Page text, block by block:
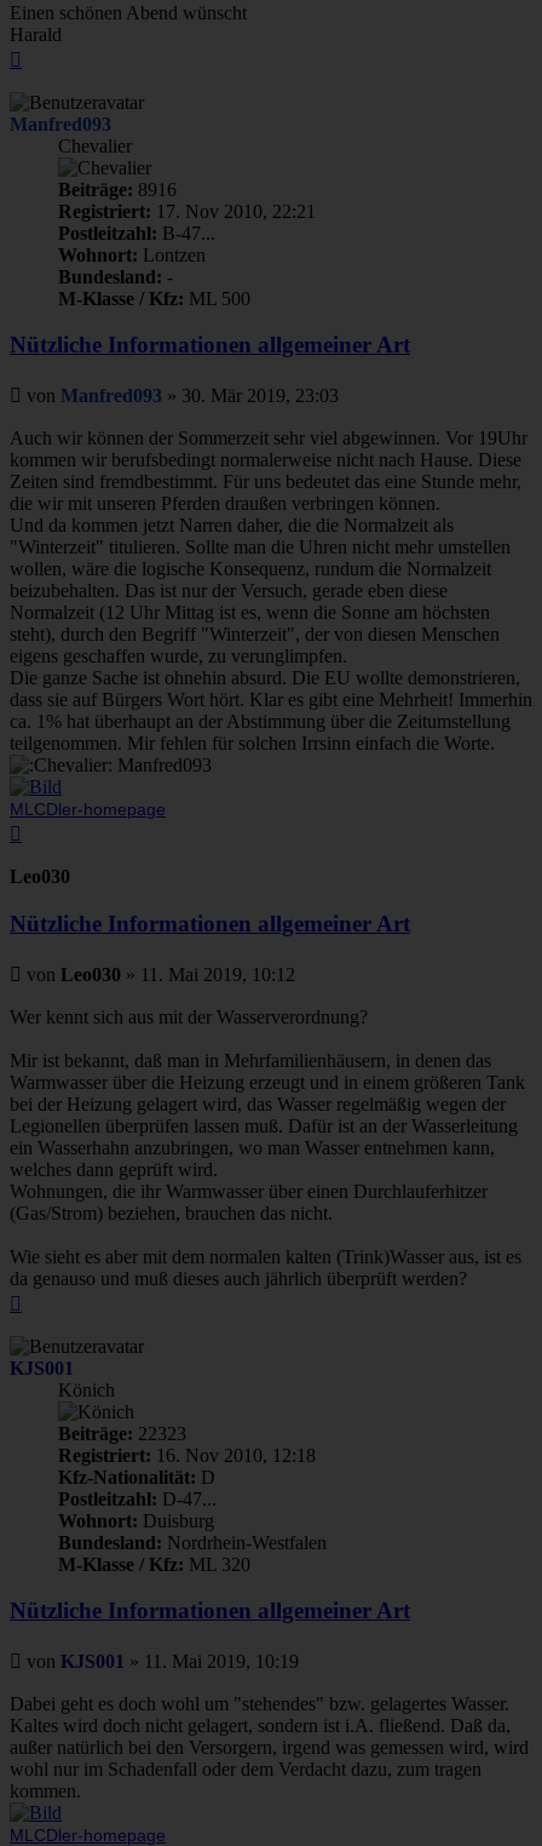
Einen schönen Abend wünscht
Harald
Manfred093
Chevalier
Beiträge: 8916
Registriert: 17. Nov 2010, 22:21
Postleitzahl: B-47...
Wohnort: Lontzen
Bundesland: -
M-Klasse / Kfz: ML 500
Nützliche Informationen allgemeiner Art
Beitrag
von Manfred093 » 30. Mär 2019, 23:03
Auch wir können der Sommerzeit sehr viel abgewinnen. Vor 19Uhr
kommen wir berufsbedingt normalerweise nicht nach Hause. Diese
Zeiten sind fremdbestimmt. Für uns bedeutet das eine Stunde mehr,
die wir mit unseren Pferden draußen verbringen können.
Und da kommen jetzt Narren daher, die die Normalzeit als
"Winterzeit" titulieren. Sollte man die Uhren nicht mehr umstellen
wollen, wäre die logische Konsequenz, rundum die Normalzeit
beizubehalten. Das ist nur der Versuch, gerade eben diese
Normalzeit (12 Uhr Mittag ist es, wenn die Sonne am höchsten
steht), durch den Begriff "Winterzeit", der von diesen Menschen
eigens geschaffen wurde, zu verunglimpfen.
Die ganze Sache ist ohnehin absurd. Die EU wollte demonstrieren,
dass sie auf Bürgers Wort hört. Klar es gibt eine Mehrheit! Immerhin
ca. 1% hat überhaupt an der Abstimmung über die Zeitumstellung
teilgenommen. Mir fehlen für solchen Irrsinn einfach die Worte.
Manfred093
MLCDler-homepage
Leo030
Nützliche Informationen allgemeiner Art
Beitrag
von Leo030 » 11. Mai 2019, 10:12
Wer kennt sich aus mit der Wasserverordnung?
Mir ist bekannt, daß man in Mehrfamilienhäusern, in denen das
Warmwasser über die Heizung erzeugt und in einem größeren Tank
bei der Heizung gelagert wird, das Wasser regelmäßig wegen der
Legionellen überprüfen lassen muß. Dafür ist an der Wasserleitung
ein Wasserhahn anzubringen, wo man Wasser entnehmen kann,
welches dann geprüft wird.
Wohnungen, die ihr Warmwasser über einen Durchlauferhitzer
(Gas/Strom) beziehen, brauchen das nicht.
Wie sieht es aber mit dem normalen kalten (Trink)Wasser aus, ist es
da genauso und muß dieses auch jährlich überprüft werden?
KJS001
Könich
Beiträge: 22323
Registriert: 16. Nov 2010, 12:18
Kfz-Nationalität: D
Postleitzahl: D-47...
Wohnort: Duisburg
Bundesland: Nordrhein-Westfalen
M-Klasse / Kfz: ML 320
Nützliche Informationen allgemeiner Art
Beitrag
von KJS001 » 11. Mai 2019, 10:19
Dabei geht es doch wohl um "stehendes" bzw. gelagertes Wasser.
Kaltes wird doch nicht gelagert, sondern ist i.A. fließend. Daß da,
außer natürlich bei den Versorgern, irgend was gemessen wird, wird
wohl nur im Schadenfall oder dem Verdacht dazu, zum tragen
kommen.
MLCDler-homepage